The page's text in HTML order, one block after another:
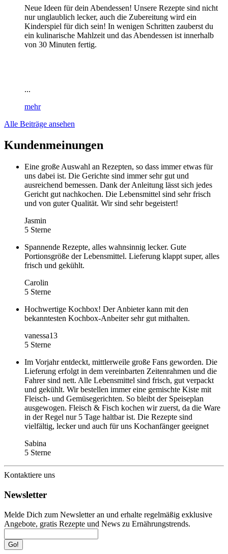
Neue Ideen für dein Abendessen! Unsere Rezepte sind nicht
nur unglaublich lecker, auch die Zubereitung wird ein
Kinderspiel für dich sein! In wenigen Schritten zauberst du
ein kulinarische Mahlzeit und das Abendessen ist innerhalb
von 30 Minuten fertig.
...
mehr
Alle Beiträge ansehen
Kundenmeinungen
Eine große Auswahl an Rezepten, so dass immer etwas für
uns dabei ist. Die Gerichte sind immer sehr gut und
ausreichend bemessen. Dank der Anleitung lässt sich jedes
Gericht gut nachkochen. Die Lebensmittel sind sehr frisch
und von guter Qualität. Wir sind sehr begeistert!
Jasmin
5 Sterne
Spannende Rezepte, alles wahnsinnig lecker. Gute
Portionsgröße der Lebensmittel. Lieferung klappt super, alles
frisch und gekühlt.
Carolin
5 Sterne
Hochwertige Kochbox! Der Anbieter kann mit den
bekanntesten Kochbox-Anbeiter sehr gut mithalten.
vanessa13
5 Sterne
Im Vorjahr entdeckt, mittlerweile große Fans geworden. Die
Lieferung erfolgt in dem vereinbarten Zeitenrahmen und die
Fahrer sind nett. Alle Lebensmittel sind frisch, gut verpackt
und gekühlt. Wir bestellen immer eine gemischte Kiste mit
Fleisch- und Gemüsegerichten. So bleibt der Speiseplan
ausgewogen. Fleisch & Fisch kochen wir zuerst, da die Ware
in der Regel nur 5 Tage haltbar ist. Die Rezepte sind
vielfältig, lecker und auch für uns Kochanfänger geeignet
Sabina
5 Sterne
Kontaktiere uns
Newsletter
Melde Dich zum Newsletter an und erhalte regelmäßig exklusive
Angebote, gratis Rezepte und News zu Ernährungstrends.
Go!